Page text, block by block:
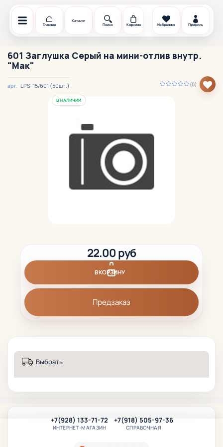
Главная
Каталог
Поиск
Корзина Избранное Профиль
601 Заглушка Серый на мини-отлив внутр.
"Мак"
(0)
арт. LPS-15/601 (50шт.)
В НАЛИЧИИ
22.00 руб
В КОРЗИНУ
Предзаказ
Выбрать
+7(928) 133-71-72
ИНТЕРНЕТ-МАГАЗИН
+7(918) 505-97-36
СПРАВОЧНАЯ